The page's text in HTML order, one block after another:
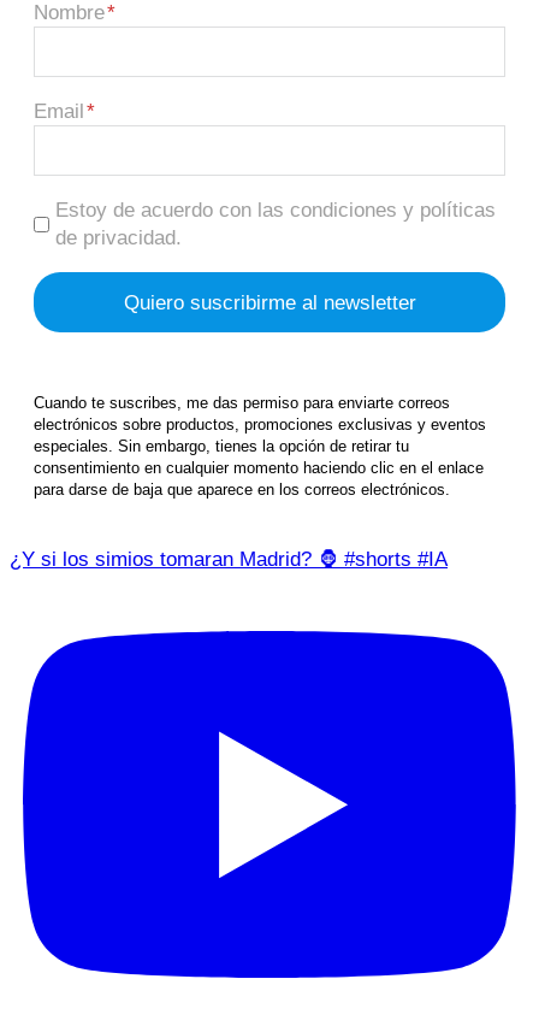
Nombre
Email
Estoy de acuerdo con las condiciones y políticas
de privacidad.
Cuando te suscribes, me das permiso para enviarte correos
electrónicos sobre productos, promociones exclusivas y eventos
especiales. Sin embargo, tienes la opción de retirar tu
consentimiento en cualquier momento haciendo clic en el enlace
para darse de baja que aparece en los correos electrónicos.
¿Y si los simios tomaran Madrid? 🦍 #shorts #IA